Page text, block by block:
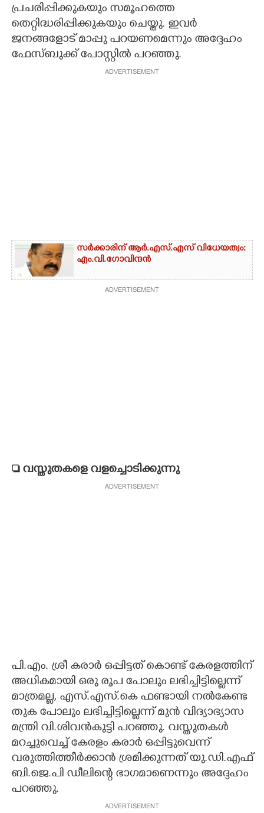
പ്രചരിപ്പിക്കുകയും സമൂഹത്തെ
തെറ്റിദ്ധരിപ്പിക്കുകയും ചെയ്തു. ഇവർ
ജനങ്ങളോട് മാപ്പു പറയണമെന്നും അദ്ദേഹം
ഫേസ്ബുക്ക് പോസ്റ്റിൽ പറഞ്ഞു.
ADVERTISEMENT
സർക്കാരിന് ആർ.എസ്‌.എസ്‌ വിധേയത്വം:
എം.വി.ഗോവിന്ദൻ
ADVERTISEMENT
 വസ്തുതകളെ വളച്ചൊടിക്കുന്നു
ADVERTISEMENT
പി.എം. ശ്രീ കരാർ ഒപ്പിട്ടത് കൊണ്ട് കേരളത്തിന്
അധികമായി ഒരു രൂപ പോലും ലഭിച്ചിട്ടില്ലെന്ന്
മാത്രമല്ല, എസ്.എസ്.കെ ഫണ്ടായി നൽകേണ്ട
തുക പോലും ലഭിച്ചിട്ടില്ലെന്ന് മുൻ വിദ്യാഭ്യാസ
മന്ത്രി വി.ശിവൻകുട്ടി പറഞ്ഞു. വസ്തുതകൾ
മറച്ചുവെച്ച് കേരളം കരാർ ഒപ്പിട്ടുവെന്ന്
വരുത്തിത്തീർക്കാൻ ശ്രമിക്കുന്നത് യു.ഡി.എഫ്
ബി.ജെ.പി ഡീലിന്റെ ഭാഗമാണെന്നും അദ്ദേഹം
പറഞ്ഞു.
ADVERTISEMENT